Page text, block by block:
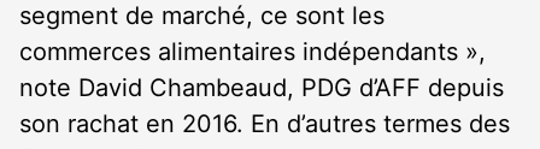
segment de marché, ce sont les
commerces alimentaires indépendants »,
note David Chambeaud, PDG d’AFF depuis
son rachat en 2016. En d’autres termes des